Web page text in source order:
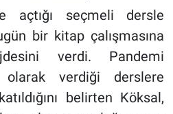
açtığı seçmeli dersle
bir kitap çalışmasına
verdi. Pandemi
olarak verdiği derslere
belirten Köksal,